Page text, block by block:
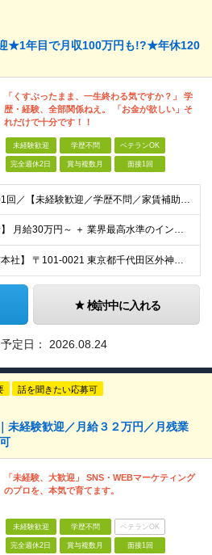
★1年目で月収100万円も!?★年休120
「くすぶったまま、一生終わる気ですか？」 学
歴・経験、全部関係ねえ。 「お金が欲しい」そ
れだけで十分です！！
未経験歓迎 学歴不問 ベテランOK
完全週休2日 賞与複数月 面接1回
＼面接1回／【未経験歓迎／学歴不問／家賃補助あり】 社会人デビューや＆収入アップを実現したい方 人柄を重視した採用を行っています。 書類選考は厳格ではなく、面接は基本1回！スピーディに選考を進めてい
【月給】 月給30万円～ ＋ 業界最高水準のインセンティブ ＋ 各種手当 「稼がせたい」という会社の想いから、還元率は粗利の10～28％に設定。 頑張りがそのまま月収に直結する、嘘のない給与体系です
【東京本社】 〒101-0021 東京都千代田区外神田5-2-3 ┗最寄駅：御徒町駅／秋葉原駅 ┗受動喫煙対策：屋内禁煙 ■その他：神奈川県、埼玉県、千葉県や全国への出張もあり ※転居を伴う転勤は
検討中に入れる
定日： 2026.08.24
話を聞きたい応募可
未経験歓迎／月給３２万円／月残業
「未経験、大歓迎」 SNS・WEBマーケティング
のプロを、本気で育てます。
未経験歓迎 学歴不問 ベテランOK
完全週休2日 賞与複数月 面接1回